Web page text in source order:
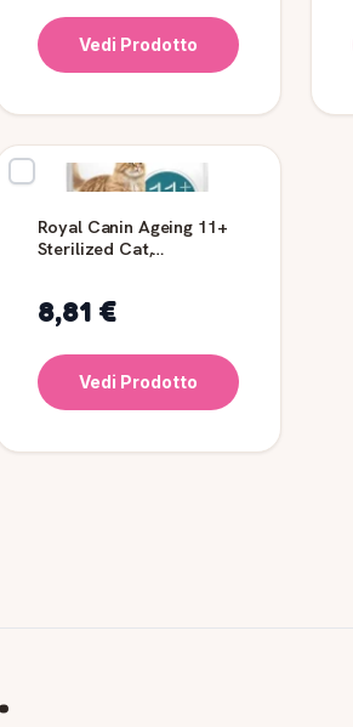
Vedi Prodotto
Royal Canin Ageing 11+
Sterilized Cat,
8,81 €
Vedi Prodotto